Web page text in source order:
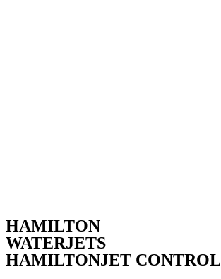
HAMILTON
WATERJETS
HAMILTONJET CONTROL